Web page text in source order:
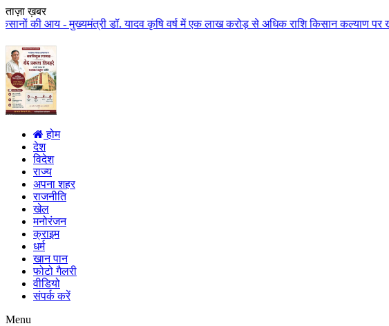
ताज़ा ख़बर
डॉ. यादव कृषि वर्ष में एक लाख करोड़ से अधिक राशि किसान कल्याण पर खर्च होगी
होम
देश
विदेश
राज्य
अपना शहर
राजनीति
खेल
मनोरंजन
क्राइम
धर्म
खान पान
फोटो गैलरी
वीडियो
संपर्क करें
Menu